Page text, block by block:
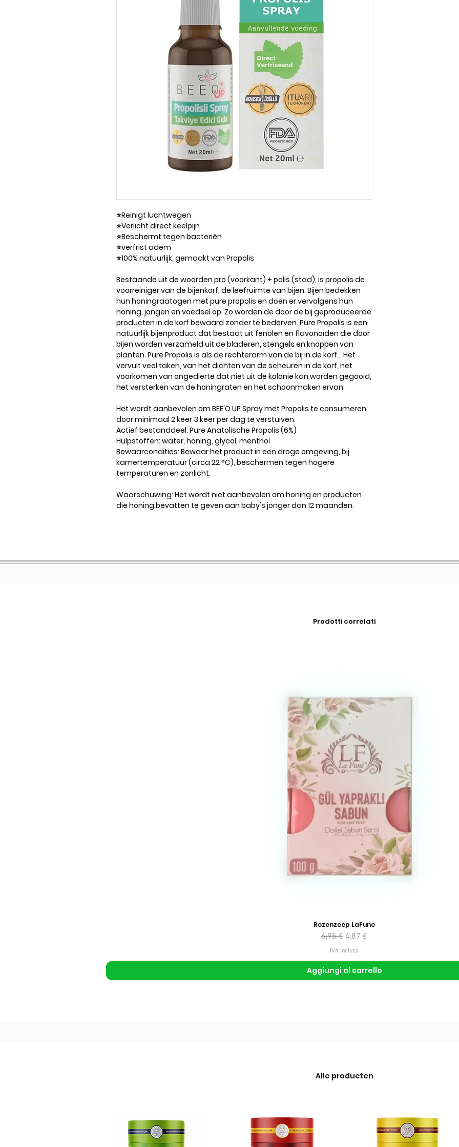
⭐️Reinigt luchtwegen
⭐️Verlicht direct keelpijn
⭐️Beschermt tegen bacteriën
⭐️verfrist adem
⭐️100% natuurlijk, gemaakt van Propolis
Bestaande uit de woorden pro (voorkant) + polis (stad), is propolis de
voorreiniger van de bijenkorf, de leefruimte van bijen. Bijen bedekken
hun honingraatogen met pure propolis en doen er vervolgens hun
honing, jongen en voedsel op. Zo worden de door de bij geproduceerde
producten in de korf bewaard zonder te bederven. Pure Propolis is een
natuurlijk bijenproduct dat bestaat uit fenolen en flavonoïden die door
bijen worden verzameld uit de bladeren, stengels en knoppen van
planten. Pure Propolis is als de rechterarm van de bij in de korf... Het
vervult veel taken, van het dichten van de scheuren in de korf, het
voorkomen van ongedierte dat niet uit de kolonie kan worden gegooid,
het versterken van de honingraten en het schoonmaken ervan.
Het wordt aanbevolen om BEE'O UP Spray met Propolis te consumeren
door minimaal 2 keer 3 keer per dag te verstuiven.
Actief bestanddeel: Pure Anatolische Propolis (6%)
Hulpstoffen: water, honing, glycol, menthol
Bewaarcondities: Bewaar het product in een droge omgeving, bij
kamertemperatuur (circa 22 °C), beschermen tegen hogere
temperaturen en zonlicht.
Waarschuwing: Het wordt niet aanbevolen om honing en producten
die honing bevatten te geven aan baby's jonger dan 12 maanden.
Prodotti correlati
Rozenzeep LaFune
Prezzo regolare
6,95 € Prezzo scontato
4,87 €
IVA inclusa
Aggiungi al carrello
Alle producten